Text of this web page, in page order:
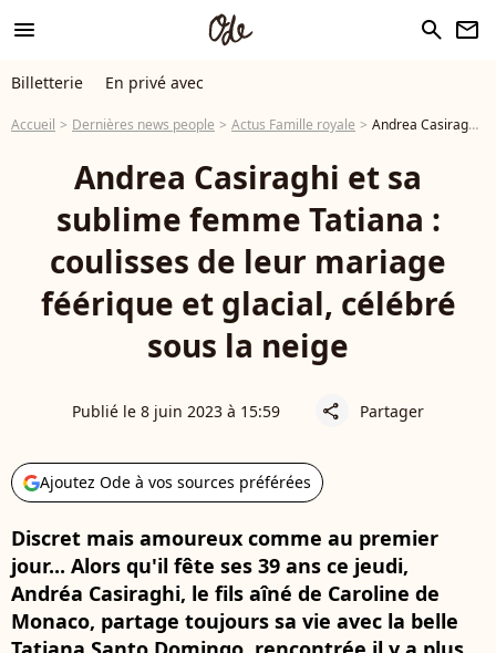
menu search newsletter
Billetterie En privé avec
Accueil Dernières news people Actus Famille royale Andrea Casiraghi et sa sublime femme Tatiana : coulisses de leur mariage féérique et glacial, célébré sous la neige
Andrea Casiraghi et sa
sublime femme Tatiana :
coulisses de leur mariage
féérique et glacial, célébré
sous la neige
Publié le 8 juin 2023 à 15:59 share Partager
Ajoutez Ode à vos sources préférées
Discret mais amoureux comme au premier
jour... Alors qu'il fête ses 39 ans ce jeudi,
Andréa Casiraghi, le fils aîné de Caroline de
Monaco, partage toujours sa vie avec la belle